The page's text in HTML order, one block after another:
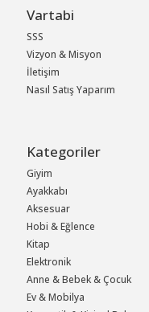
Vartabi
SSS
Vizyon & Misyon
İletişim
Nasıl Satış Yaparım
Kategoriler
Giyim
Ayakkabı
Aksesuar
Hobi & Eğlence
Kitap
Elektronik
Anne & Bebek & Çocuk
Ev & Mobilya